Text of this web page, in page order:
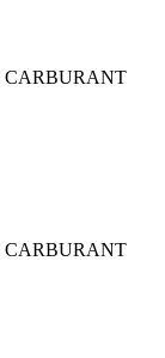
CARBURANT
CARBURANT